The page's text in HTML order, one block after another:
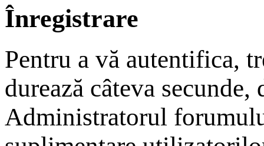
Înregistrare
Pentru a vă autentifica,
durează câteva
Administratorul